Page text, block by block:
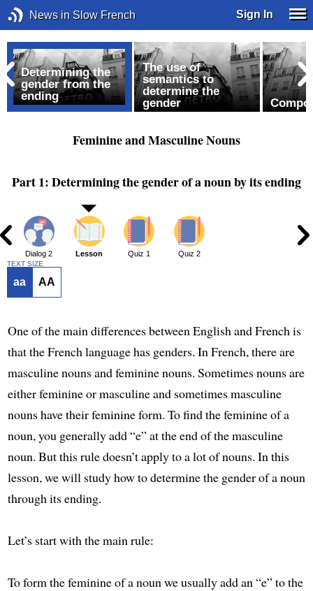
News in Slow French Sign In
Determining the
gender from the
ending
The use of
semantics to
determine the
gender
Feminine and Masculine Nouns
Part 1: Determining the gender of a noun by its ending
Dialog 2 Lesson Quiz 1 Quiz 2
TEXT SIZE
aa AA
One of the main differences between English and French is
that the French language has genders. In French, there are
masculine nouns and feminine nouns. Sometimes nouns are
either feminine or masculine and sometimes masculine
nouns have their feminine form. To find the feminine of a
noun, you generally add “e” at the end of the masculine
noun. But this rule doesn’t apply to a lot of nouns. In this
lesson, we will study how to determine the gender of a noun
through its ending.
Let’s start with the main rule:
To form the feminine of a noun we usually add an “e” to the